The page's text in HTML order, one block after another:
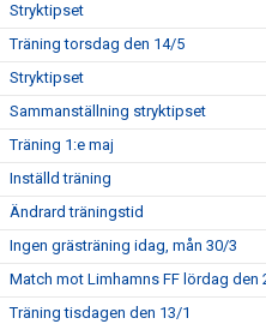
Stryktipset
Träning torsdag den 14/5
Stryktipset
Sammanställning stryktipset
Träning 1:e maj
Inställd träning
Ändrard träningstid
Ingen grästräning idag, mån 30/3
Match mot Limhamns FF lördag den
Träning tisdagen den 13/1